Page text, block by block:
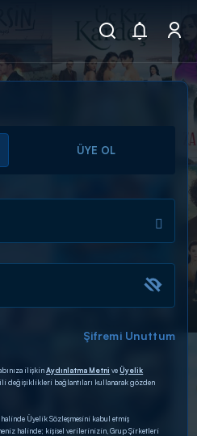
ÜYE OL
Şifremi Unuttum
ilişkinAydınlatma Metni veÜyelik
değişiklikleri bağlantıları kullanarak gözden
halinde Üyelik Sözleşmesini kabul etmiş
halinde; kişisel verilerinizin, Grup Şirketleri